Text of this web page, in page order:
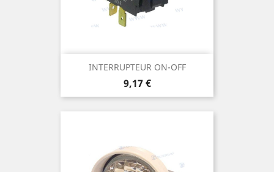
INTERRUPTEUR ON-OFF
Prix
9,17 €